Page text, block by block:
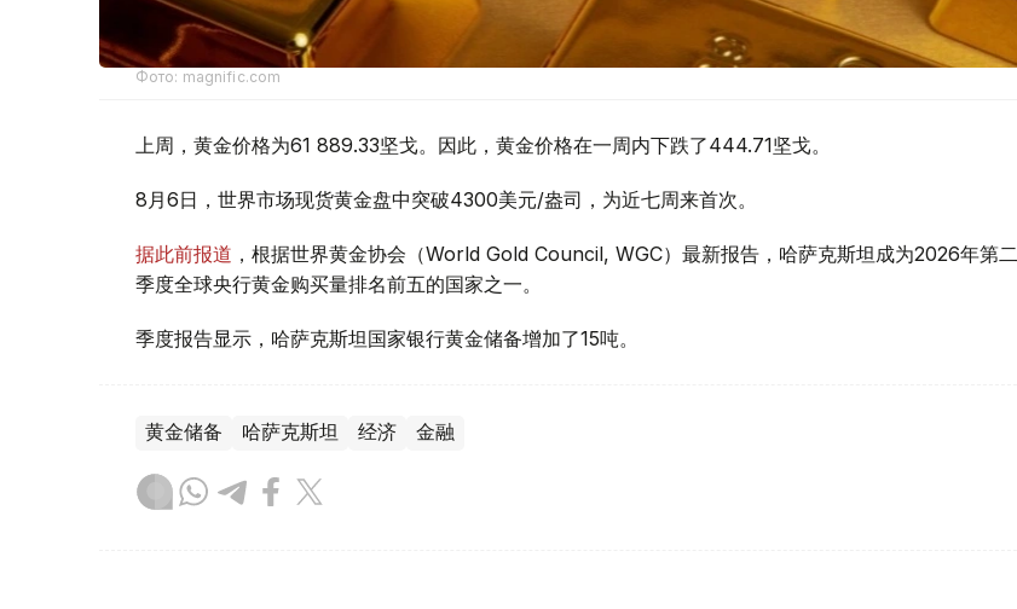
Фото: magnific.com
上周，黄金价格为61 889.33坚戈。因此，黄金价格在一周内下跌了444.71坚戈。
8月6日，世界市场现货黄金盘中突破4300美元/盎司，为近七周来首次。
据此前报道 ，根据世界黄金协会（World Gold Council, WGC）最新报告，哈萨克斯坦成为2026年第二
季度全球央行黄金购买量排名前五的国家之一。
季度报告显示，哈萨克斯坦国家银行黄金储备增加了15吨。
黄金储备 哈萨克斯坦 经济 金融